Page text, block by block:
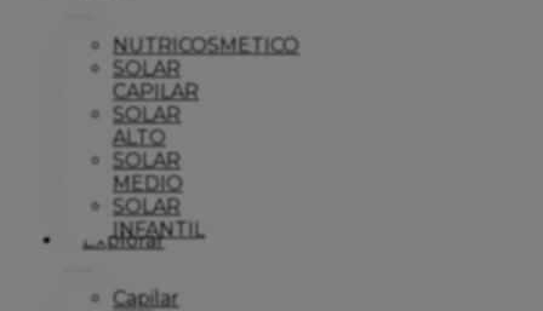
NUTRICOSMETICO
SOLAR
CAPILAR
SOLAR
ALTO
SOLAR
MEDIO
SOLAR
INFANTIL
Explorar
Capilar